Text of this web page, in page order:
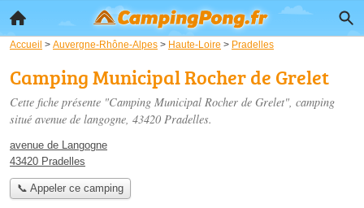
Accueil > Auvergne-Rhône-Alpes > Haute-Loire > Pradelles
Camping Municipal Rocher de Grelet
Cette fiche présente "Camping Municipal Rocher de Grelet", camping
situé avenue de langogne, 43420 Pradelles.
avenue de Langogne
43420 Pradelles
📞 Appeler ce camping